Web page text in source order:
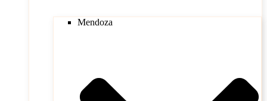
Mendoza